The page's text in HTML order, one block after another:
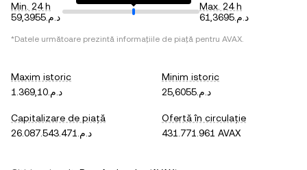
Min. 24 h
د.م.59,3955
Max. 24 h
د.م.61,3695
*Datele următoare prezintă informațiile de piață pentru AVAX.
Maxim istoric
د.م.1.369,10
Minim istoric
د.م.25,6055
Capitalizare de piață
د.م.26.087.543.471
Ofertă în circulație
431.771.961 AVAX